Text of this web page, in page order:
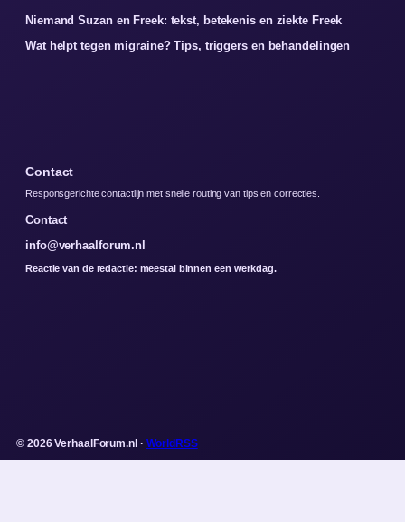
Niemand Suzan en Freek: tekst, betekenis en ziekte Freek
Wat helpt tegen migraine? Tips, triggers en behandelingen
Contact
Responsgerichte contactlijn met snelle routing van tips en correcties.
Contact
info@verhaalforum.nl
Reactie van de redactie: meestal binnen een werkdag.
© 2026 VerhaalForum.nl · WorldRSS